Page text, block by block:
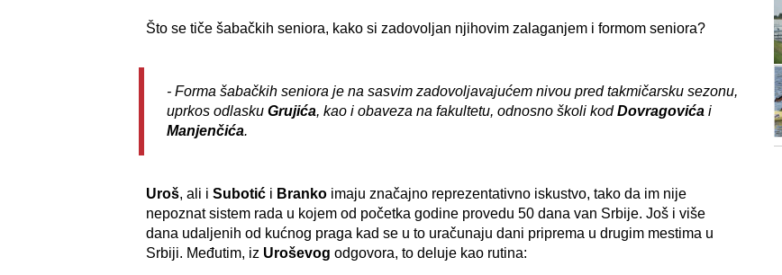
Što se tiče šabačkih seniora, kako si zadovoljan njihovim zalaganjem i formom seniora?
- Forma šabačkih seniora je na sasvim zadovoljavajućem nivou pred takmičarsku sezonu,
uprkos odlasku Grujića, kao i obaveza na fakultetu, odnosno školi kodDovragovićai
Manjenčića.
Uroš, ali iSubotić i Branko imaju značajno reprezentativno iskustvo, tako da im nije
nepoznat sistem rada u kojem od početka godine provedu 50 dana van Srbije. Još i više
dana udaljenih od kućnog praga kad se u to uračunaju dani priprema u drugim mestima u
Srbiji. Međutim, iz Uroševog odgovora, to deluje kao rutina: